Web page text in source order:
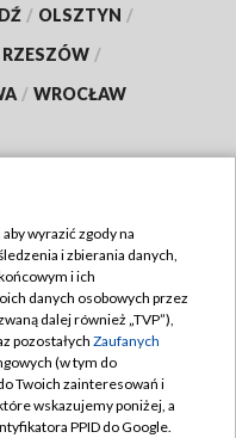
/ OLSZTYN /
RZESZÓW /
/ WROCŁAW
TVP
wyrazić zgody na
i zbierania danych,
i ich
danych osobowych przez
dalej również „TVP”),
pozostałych Zaufanych
(w tym do
Twoich zainteresowań i
wskazujemy poniżej, a
PPID do Google.